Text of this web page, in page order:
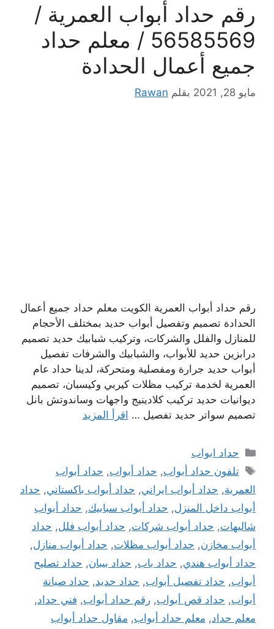
رقم حداد أبواب العمرية /
56585569 / معلم حداد
جميع أعمال الحدادة
مايو 28, 2021 بقلم Rawan
رقم حداد أبواب العمرية الكويت معلم حداد جميع أعمال
الحدادة تصميم وتفصيل أبواب حديد بمختلف الأحجام
للمنازل والفلل والشركات، وتركيب شبابيك حديد تصميم
درابزين حديد للأبواب، والشبابيك والشرفات تفصيل
أبواب حديد جرارة ومفصلية ومتحركة، لدينا حداد عام
العمرية لخدمة تركيب مظلات كيربي وكيسبان، تصميم
ديوانيات حديد تركيب كلادينيج واجهات وساندوتش بانل
تصميم سواتر حديد تفصيل … اقرأ المزيد
التصنيفات
حداد ابواب
الوسوم
تلفون حداد أبواب, حداد أبواب, حداد أبواب
العمرية, حداد أبواب ايراني, حداد أبواب باكستاني, حداد
أبواب داخل المنزل, حداد أبواب سبابيك, حداد أبواب
شاليهات, حداد أبواب شركات, حداد أبواب فلل, حداد
أبواب مخازن, حداد أبواب مظلات, حداد أبواب منازل,
حداد أبواب هندي, حداد باب, حداد بيبان, حداد تصليح
أبواب, حداد تفصيل أبواب, حداد حديد, حداد صيانة
أبواب, حداد قص أبواب, رقم حداد أبواب, فني حداد,
معلم حداد, معلم حداد أبواب, مقاول حداد أبواب